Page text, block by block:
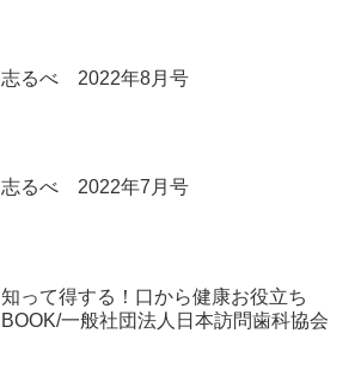
志るべ 2022年8月号
志るべ 2022年7月号
知って得する！口から健康お役立ち
BOOK/一般社団法人日本訪問歯科協会￼